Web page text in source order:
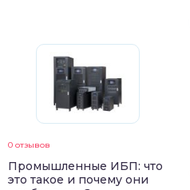
0 отзывов
Промышленные ИБП: что
это такое и почему они